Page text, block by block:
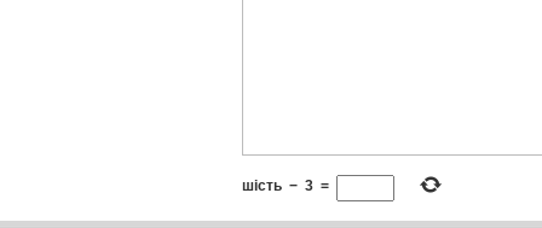
шість − 3 =